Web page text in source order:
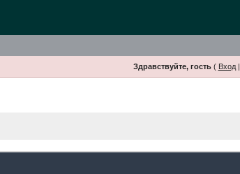
Здравствуйте, гость( Вход|